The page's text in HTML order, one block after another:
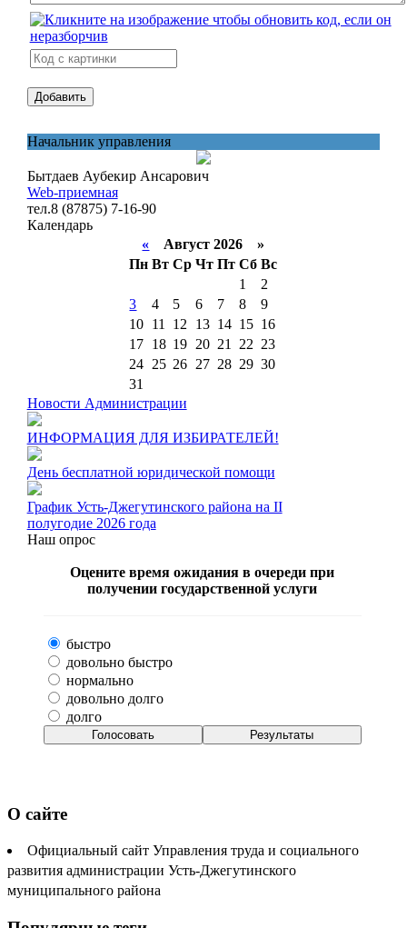
Начальник управления
Бытдаев Аубекир Ансарович
Web-приемная
тел.8 (87875) 7-16-90
Календарь
« Август 2026 »
Пн Вт Ср Чт Пт Сб Вс
1
2
3
4 5 6 7 8
9
10 11 12 13 14 15 16
17 18 19 20 21 22 23
24 25 26 27 28 29 30
31
Новости Администрации
ИНФОРМАЦИЯ ДЛЯ ИЗБИРАТЕЛЕЙ!
День бесплатной юридической помощи
График Усть-Джегутинского района на II
полугодие 2026 года
Наш опрос
Оцените время ожидания в очереди при
получении государственной услуги
быстро
довольно быстро
нормально
довольно долго
долго
О сайте
Официальный сайт Управления труда и социального
развития администрации Усть-Джегутинского
муниципального района